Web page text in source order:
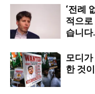
‘전례
적으
습니다.
모디
한 것